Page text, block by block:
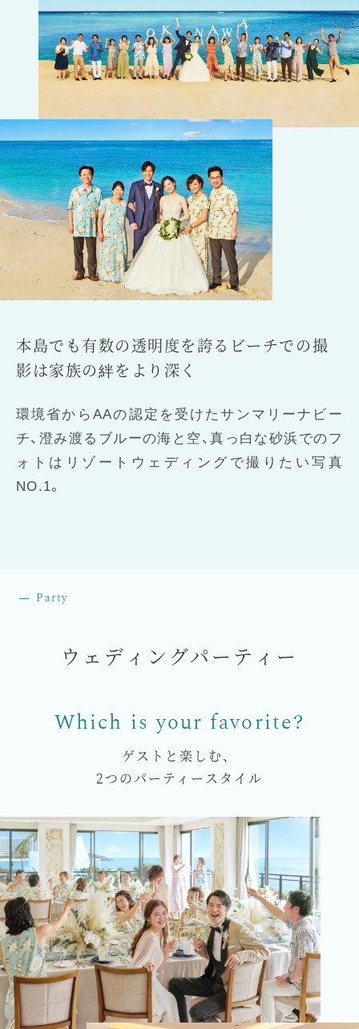
本島でも有数の透明度を誇るビーチでの撮
影は家族の絆をより深く
環境省からAAの認定を受けたサンマリーナビー
チ、澄み渡るブルーの海と空、真っ白な砂浜でのフ
ォトはリゾートウェディングで撮りたい写真
NO.1。
Party
ウェディングパーティー
ゲストと楽しむ、
2つのパーティースタイル